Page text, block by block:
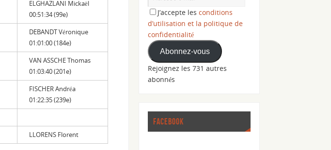
ELGHAZLANI Mickaël
00:51:34 (99e)
DEBANDT Véronique
01:01:00 (184e)
VAN ASSCHE Thomas
01:03:40 (201e)
FISCHER Andréa
01:22:35 (239e)
LLORENS Florent
J’accepte lesconditions
d’utilisation et la politique de
confidentialité
Abonnez-vous
Rejoignez les 731 autres
abonnés
FACEBOOK